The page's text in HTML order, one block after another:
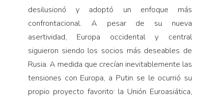
desilusionó y adoptó un enfoque más
confrontacional. A pesar de su nueva
asertividad, Europa occidental y central
siguieron siendo los socios más deseables de
Rusia. A medida que crecían inevitablemente las
tensiones con Europa, a Putin se le ocurrió su
propio proyecto favorito: la Unión Euroasiática,